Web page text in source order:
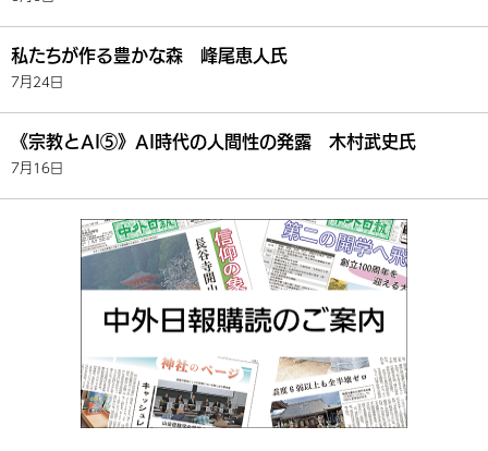
私たちが作る豊かな森 峰尾恵人氏
7月24日
《宗教とAI⑤》AI時代の人間性の発露 木村武史氏
7月16日